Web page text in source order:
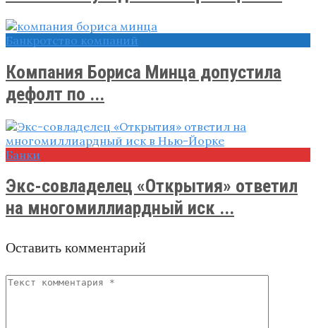
Банкротство компаний
Компания Бориса Минца допустила
дефолт по ...
Банки
Экс-совладелец «Открытия» ответил
на многомиллиардный иск ...
Оставить комментарий